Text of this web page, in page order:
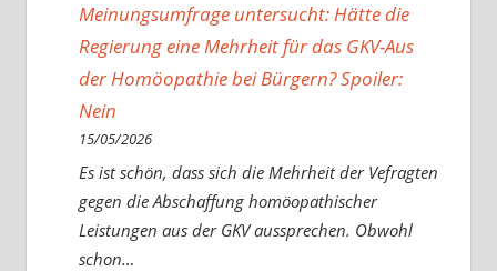
Meinungsumfrage untersucht: Hätte die
Regierung eine Mehrheit für das GKV-Aus
der Homöopathie bei Bürgern? Spoiler:
Nein
15/05/2026
Es ist schön, dass sich die Mehrheit der Vefragten
gegen die Abschaffung homöopathischer
Leistungen aus der GKV aussprechen. Obwohl
schon…